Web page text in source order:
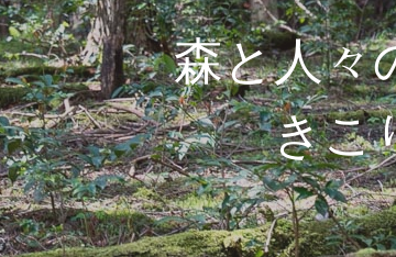
森と人々
きこ